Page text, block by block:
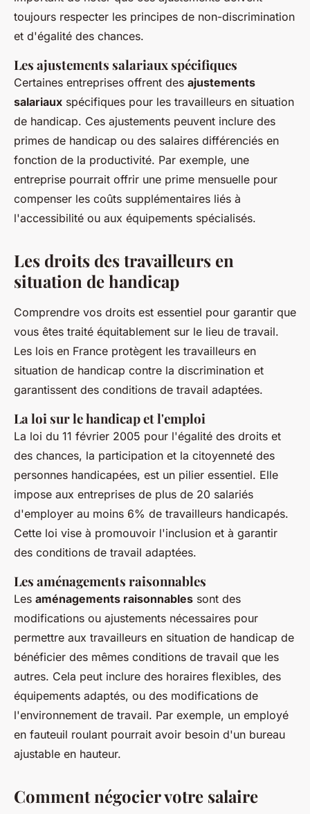
toujours respecter les principes de non-discrimination
et d'égalité des chances.
Les ajustements salariaux spécifiques
Certaines entreprises offrent des ajustements
salariaux spécifiques pour les travailleurs en situation
de handicap. Ces ajustements peuvent inclure des
primes de handicap ou des salaires différenciés en
fonction de la productivité. Par exemple, une
entreprise pourrait offrir une prime mensuelle pour
compenser les coûts supplémentaires liés à
l'accessibilité ou aux équipements spécialisés.
Les droits des travailleurs en
situation de handicap
Comprendre vos droits est essentiel pour garantir que
vous êtes traité équitablement sur le lieu de travail.
Les lois en France protègent les travailleurs en
situation de handicap contre la discrimination et
garantissent des conditions de travail adaptées.
La loi sur le handicap et l'emploi
La loi du 11 février 2005 pour l'égalité des droits et
des chances, la participation et la citoyenneté des
personnes handicapées, est un pilier essentiel. Elle
impose aux entreprises de plus de 20 salariés
d'employer au moins 6% de travailleurs handicapés.
Cette loi vise à promouvoir l'inclusion et à garantir
des conditions de travail adaptées.
Les aménagements raisonnables
Les aménagements raisonnables sont des
modifications ou ajustements nécessaires pour
permettre aux travailleurs en situation de handicap de
bénéficier des mêmes conditions de travail que les
autres. Cela peut inclure des horaires flexibles, des
équipements adaptés, ou des modifications de
l'environnement de travail. Par exemple, un employé
en fauteuil roulant pourrait avoir besoin d'un bureau
ajustable en hauteur.
Comment négocier votre salaire